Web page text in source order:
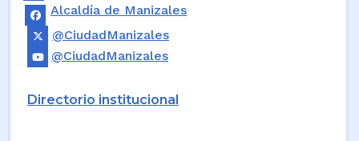
Alcaldía de Manizales
@CiudadManizales
@CiudadManizales
Directorio institucional